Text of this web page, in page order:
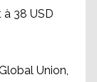
38 USD
Union,